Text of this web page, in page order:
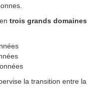
trois grands domaines
la transition entre la